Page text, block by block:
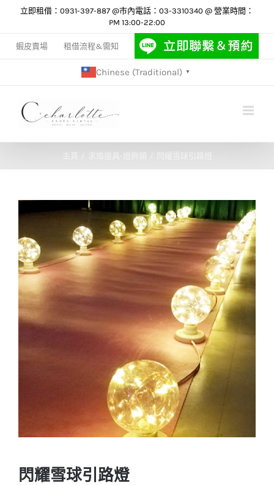
content
立即租借：0931-397-887 @市內電話：03-3310340 @ 營業時間：
PM 13:00-22:00
蝦皮賣場 租借流程&需知
Chinese (Traditional) ▼
求婚道具-燈飾類 閃耀雪球引路燈
閃耀雪球引路燈